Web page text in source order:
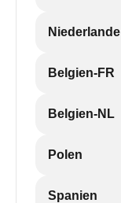
Niederlande
Belgien-FR
Belgien-NL
Polen
Spanien